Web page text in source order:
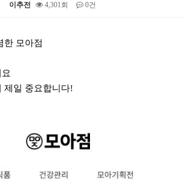
이추전 4,301회 0건
한 모아점
제일 중요합니다!